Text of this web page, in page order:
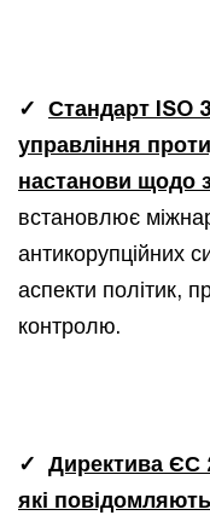
✓ Стандарт ISO
управління
настанови щодо
встановлює
антикорупційних
аспекти політик,
контролю.
✓ Директива ЄС
які